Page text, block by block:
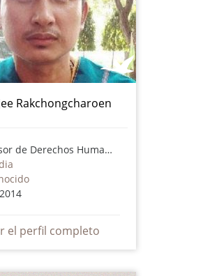
Rakchongcharoen
Defensor de Derechos Humanos
el perfil completo